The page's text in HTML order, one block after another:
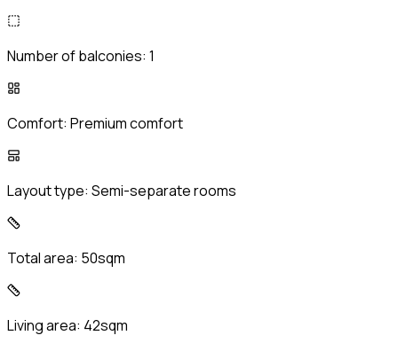
Number of balconies: 1
Comfort: Premium comfort
Layout type: Semi-separate rooms
Total area: 50sqm
Living area: 42sqm